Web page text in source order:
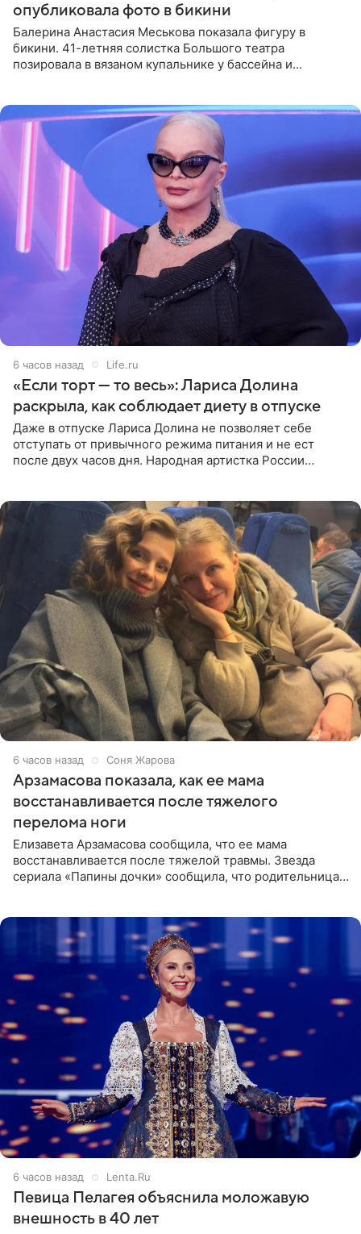
опубликовала фото в бикини
Балерина Анастасия Меськова показала фигуру в
бикини. 41-летняя солистка Большого театра
позировала в вязаном купальнике у бассейна и
6 часов назад Life.ru
«Если торт — то весь»: Лариса Долина
раскрыла, как соблюдает диету в отпуске
Даже в отпуске Лариса Долина не позволяет себе
отступать от привычного режима питания и не ест
после двух часов дня. Народная артистка России
6 часов назад Соня Жарова
Арзамасова показала, как ее мама
восстанавливается после тяжелого
перелома ноги
Елизавета Арзамасова сообщила, что ее мама
восстанавливается после тяжелой травмы. Звезда
сериала «Папины дочки» сообщила, что родительница
6 часов назад Lenta.Ru
Певица Пелагея объяснила моложавую
внешность в 40 лет